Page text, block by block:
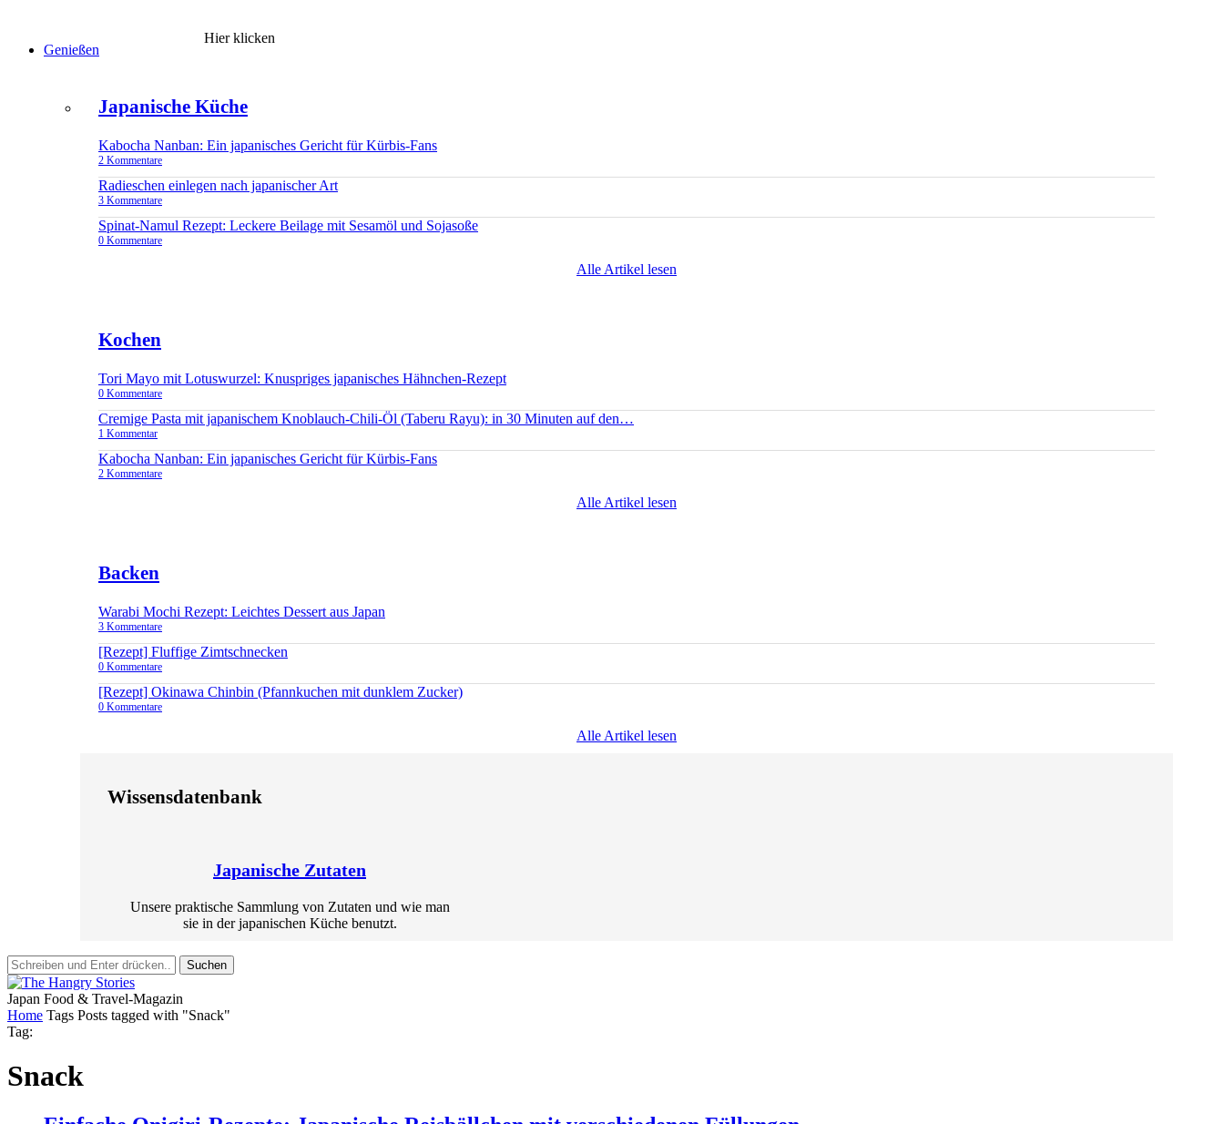
Hier klicken
Genießen
Japanische Küche
Kabocha Nanban: Ein japanisches Gericht für Kürbis-Fans
2 Kommentare
Radieschen einlegen nach japanischer Art
3 Kommentare
Spinat-Namul Rezept: Leckere Beilage mit Sesamöl und Sojasoße
0 Kommentare
Alle Artikel lesen
Kochen
Tori Mayo mit Lotuswurzel: Knuspriges japanisches Hähnchen-Rezept
0 Kommentare
Cremige Pasta mit japanischem Knoblauch-Chili-Öl (Taberu Rayu): in 30 Minuten auf den…
1 Kommentar
Kabocha Nanban: Ein japanisches Gericht für Kürbis-Fans
2 Kommentare
Alle Artikel lesen
Backen
Warabi Mochi Rezept: Leichtes Dessert aus Japan
3 Kommentare
[Rezept] Fluffige Zimtschnecken
0 Kommentare
[Rezept] Okinawa Chinbin (Pfannkuchen mit dunklem Zucker)
0 Kommentare
Alle Artikel lesen
Wissensdatenbank
Japanische Zutaten
Unsere praktische Sammlung von Zutaten und wie man
sie in der japanischen Küche benutzt.
Suchen
Japan Food & Travel-Magazin
Home Tags Posts tagged with "Snack"
Tag:
Snack